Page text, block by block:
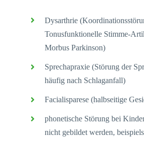
Dysarthrie
Tonusfunktionelle Stimme-
Morbus Parkinson)
Sprechapraxie (Störung der
häufig nach Schlaganfall)
Facialisparese (halbseitige
phonetische Störung bei
nicht gebildet werden,